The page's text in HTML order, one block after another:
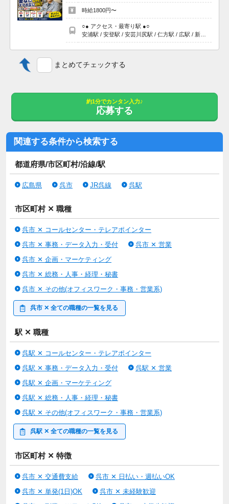
時給1800円〜
○● アクセス・最寄り駅 ●○
安浦駅 / 安登駅 / 安芸川尻駅 / 仁方駅 / 広駅 / 新広駅 / 安芸阿賀駅 / 呉駅 / 川原石駅 / 吉浦駅 / かるが浜駅 / 天応駅 / 呉ポートピア駅
まとめてチェックする
約1分でカンタン入力♪
応募する
関連する条件から検索する
都道府県/市区町村/沿線/駅
広島県 呉市 JR呉線 呉駅
市区町村 ✕ 職種
呉市 ✕ コールセンター・テレアポインター
呉市 ✕ 事務・データ入力・受付
呉市 ✕ 営業
呉市 ✕ 企画・マーケティング
呉市 ✕ 総務・人事・経理・秘書
呉市 ✕ その他(オフィスワーク・事務・営業系)
呉市 ✕ 全ての職種の一覧を見る
駅 ✕ 職種
呉駅 ✕ コールセンター・テレアポインター
呉駅 ✕ 事務・データ入力・受付
呉駅 ✕ 営業
呉駅 ✕ 企画・マーケティング
呉駅 ✕ 総務・人事・経理・秘書
呉駅 ✕ その他(オフィスワーク・事務・営業系)
呉駅 ✕ 全ての職種の一覧を見る
市区町村 ✕ 特徴
呉市 ✕ 交通費支給
呉市 ✕ 日払い・週払いOK
呉市 ✕ 単発(1日)OK
呉市 ✕ 未経験歓迎